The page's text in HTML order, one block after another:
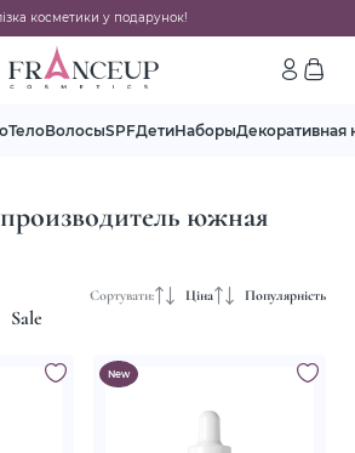
косметики у подарунок!
ТелоВолосыSPFДетиНаборыДекоративная
южная
Сортувати: Ціна Популярність
Sale
New